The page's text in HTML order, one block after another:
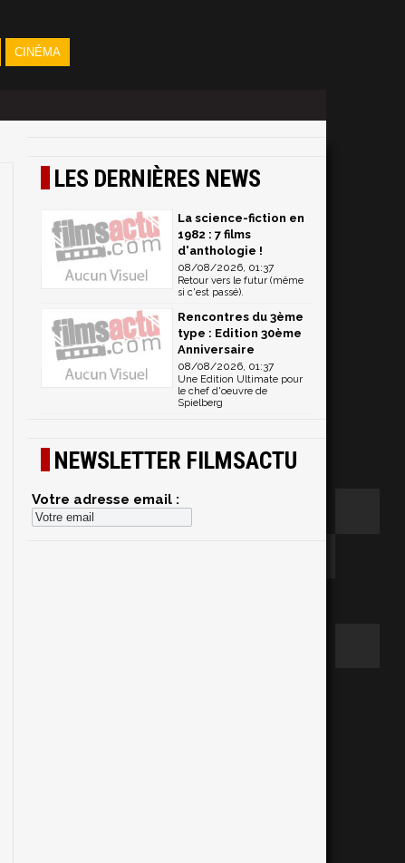
CINÉMA
LES DERNIÈRES NEWS
La science-fiction en
1982 : 7 films
d'anthologie !
08/08/2026, 01:37
Retour vers le futur (même
si c'est passé).
Rencontres du 3ème
type : Edition 30ème
Anniversaire
08/08/2026, 01:37
Une Edition Ultimate pour
le chef d'oeuvre de
Spielberg
NEWSLETTER FILMSACTU
Votre adresse email :